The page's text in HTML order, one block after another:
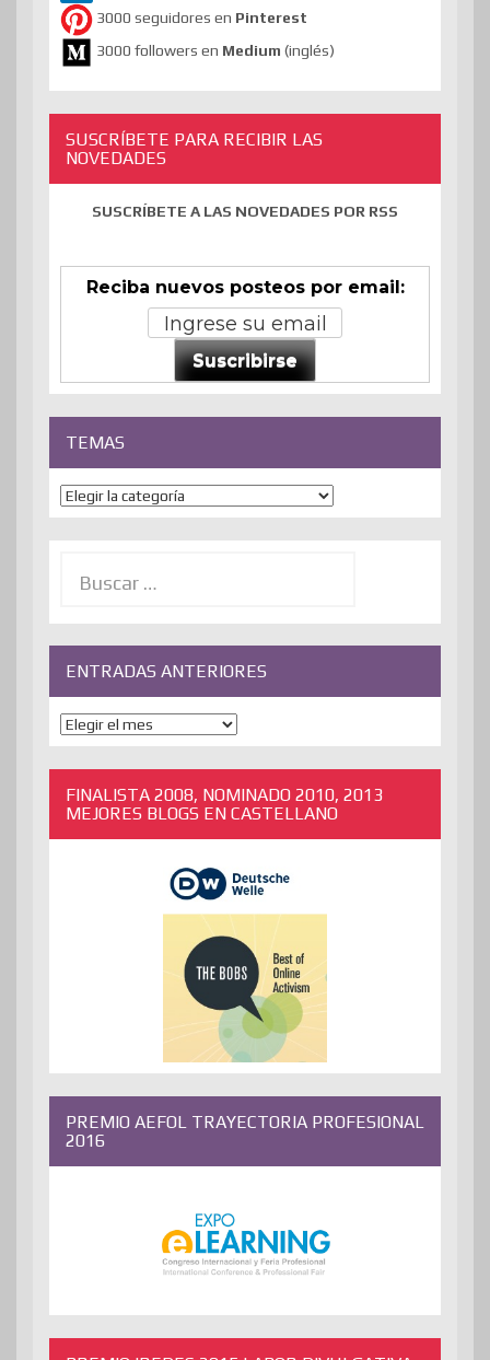
3000 seguidores en Pinterest
3000 followers en Medium (inglés)
SUSCRÍBETE PARA RECIBIR LAS
NOVEDADES
SUSCRÍBETE A LAS NOVEDADES POR RSS
Reciba nuevos posteos por email:
Suscribirse
TEMAS
Temas
ENTRADAS ANTERIORES
ENTRADAS
ANTERIORES
FINALISTA 2008, NOMINADO 2010, 2013
MEJORES BLOGS EN CASTELLANO
PREMIO AEFOL TRAYECTORIA PROFESIONAL
2016